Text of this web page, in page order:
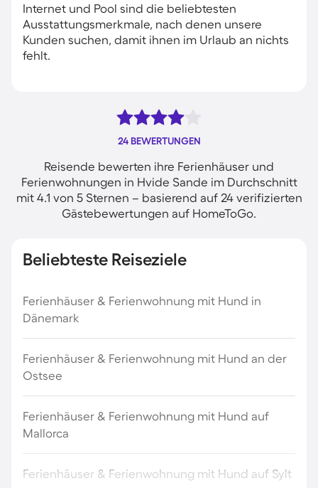
Internet und Pool sind die beliebtesten
Ausstattungsmerkmale, nach denen unsere
Kunden suchen, damit ihnen im Urlaub an nichts
fehlt.
24 BEWERTUNGEN
Reisende bewerten ihre Ferienhäuser und
Ferienwohnungen in Hvide Sande im Durchschnitt
mit 4.1 von 5 Sternen – basierend auf 24 verifizierten
Gästebewertungen auf HomeToGo.
Beliebteste Reiseziele
Ferienhäuser & Ferienwohnung mit Hund in
Dänemark
Ferienhäuser & Ferienwohnung mit Hund an der
Ostsee
Ferienhäuser & Ferienwohnung mit Hund auf
Mallorca
Ferienhäuser & Ferienwohnung mit Hund auf Sylt